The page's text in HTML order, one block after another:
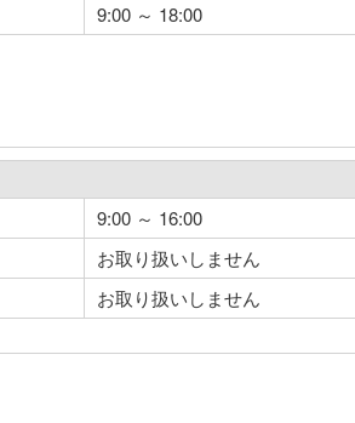
9:00 ～ 18:00
9:00 ～ 16:00
お取り扱いしません
お取り扱いしません